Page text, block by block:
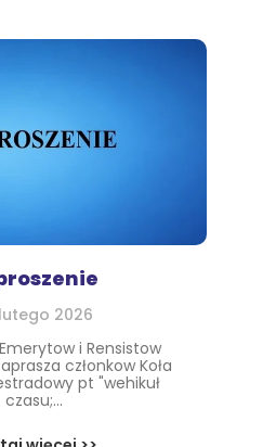
2026
i Rensistow
członkow Koła
pt "wehikuł
czasu;...